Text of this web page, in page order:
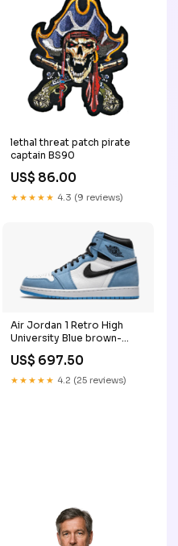
lethal threat patch pirate
captain BS90
US$ 86.00
★★★★★ 4.3 (9 reviews)
Air Jordan 1 Retro High
University Blue brown-
white
US$ 697.50
★★★★★ 4.2 (25 reviews)